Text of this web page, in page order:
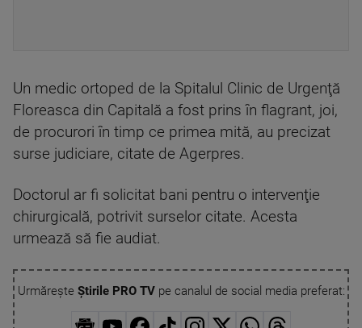
Un medic ortoped de la Spitalul Clinic de Urgenţă
Floreasca din Capitală a fost prins în flagrant, joi,
de procurori în timp ce primea mită, au precizat
surse judiciare, citate de Agerpres.
Doctorul ar fi solicitat bani pentru o intervenţie
chirurgicală, potrivit surselor citate. Acesta
urmează să fie audiat.
Urmărește Știrile PRO TVpe canalul de social media preferat: